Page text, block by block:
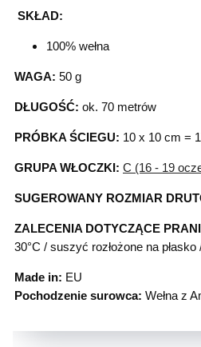
SKŁAD:
100% wełna
WAGA: 50 g
DŁUGOŚĆ: ok. 70 metrów
PRÓBKA ŚCIEGU: 10 x 10 cm =
GRUPA WŁOCZKI: C (16 - 19
SUGEROWANY ROZMIAR
ZALECENIA DOTYCZĄCE
30°C / suszyć rozłożone na płasko
Made in: EU
Pochodzenie surowca: Wełna z